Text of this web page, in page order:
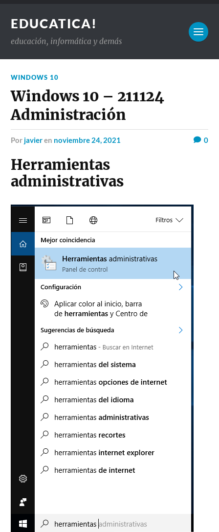
EDUCATICA!
educación, informática y demás
WINDOWS 10
Windows 10 – 211124
Administración
por javieren noviembre 24, 2021 0
Herramientas
administrativas